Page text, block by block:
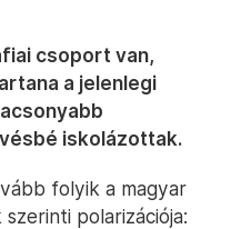
csoport van,
a jelenlegi
iskolázottak.
folyik a magyar
polarizációja: